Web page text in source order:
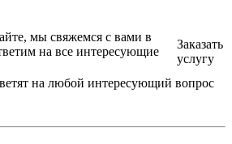
мы свяжемся с вами в
на все интересующие
Заказать
услугу
на любой интересующий вопрос